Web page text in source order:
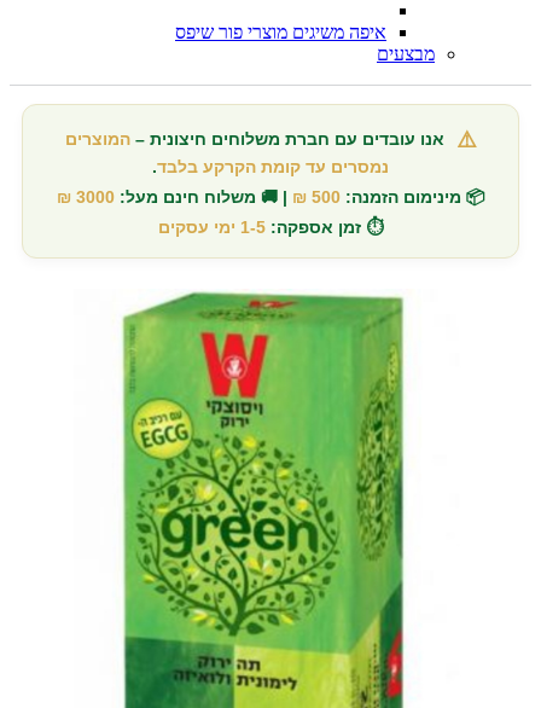
איפה משיגים מוצרי פור שיפס
מבצעים
⚠️ אנו עובדים עם חברת משלוחים חיצונית –המוצרים
נמסרים עד קומת הקרקע בלבד.
📦 מינימום הזמנה: 500 ₪ | 🚚 משלוח חינם מעל: 3000 ₪
⏱️ זמן אספקה: 1-5 ימי עסקים